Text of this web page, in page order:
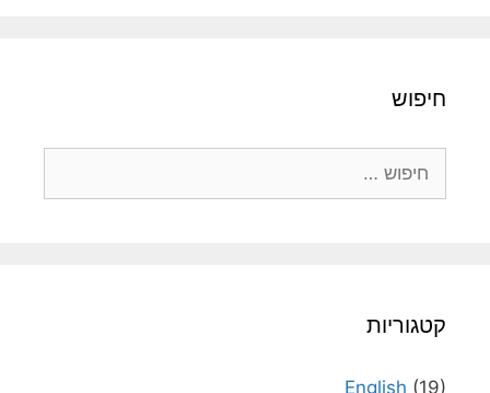
חיפוש
קטגוריות
English (19)